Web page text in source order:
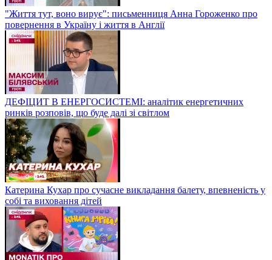
"Життя тут, воно вирує": письменниця Анна Гороженко про
повернення в Україну і життя в Англії
ДЕФІЦИТ В ЕНЕРГОСИСТЕМІ: аналітик енергетичних
ринків розповів, що буде далі зі світлом
Катерина Кухар про сучасне викладання балету, впевненість у
собі та виховання дітей